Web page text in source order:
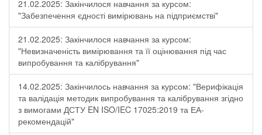
21.02.2025: Закінчилося навчання за курсом:
"Забезпечення єдності вимірювань на підприємстві"
21.02.2025: Закінчилося навчання за курсом:
"Невизначеність вимірювання та її оцінювання під час
випробування та калібрування"
14.02.2025: Закінчилось навчання за курсом: "Верифікація
та валідація методик випробування та калібрування згідно
з вимогами ДСТУ EN ISO/IEC 17025:2019 та ЕА-
рекомендацій"